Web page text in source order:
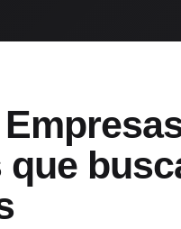
que